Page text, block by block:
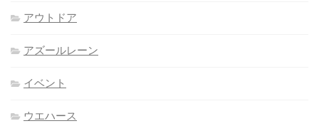
アウトドア
アズールレーン
イベント
ウエハース